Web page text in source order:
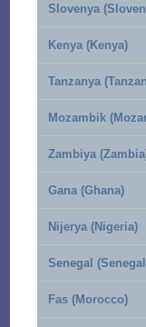
Slovenya
Kenya (Kenya)
Tanzanya
Mozambik
Zambiya
Gana (Ghana)
Nijerya (Nigeria)
Senegal
Fas (Morocco)